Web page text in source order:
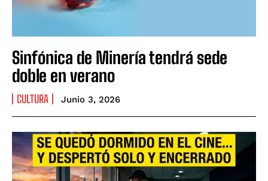
Sinfónica de Minería tendrá sede
doble en verano
CULTURA Junio 3, 2026